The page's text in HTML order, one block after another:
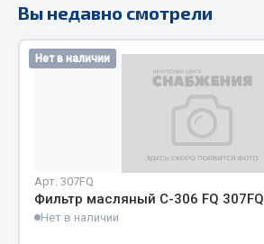
Болты
Гайки
Кольца стопорные
Показать ещё
Вы недавно смотрели
Нет в наличии
Арт. 307FQ
Фильтр масляный C-306 FQ 307FQ
Нет в наличии